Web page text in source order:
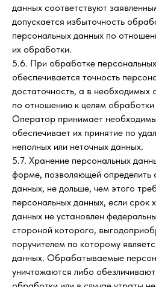
данных соответствуют
допускается избыточность
персональных данных по
их обработки.
5.6. При обработке
обеспечивается точность
достаточность, а в необходимых
по отношению к целям
Оператор принимает
обеспечивает их принятие по
неполных или неточных данных.
5.7. Хранение персональных
форме, позволяющей определить
данных, не дольше, чем этого
персональных данных, если срок
данных не установлен
стороной которого,
поручителем по которому
данных. Обрабатываемые
уничтожаются либо